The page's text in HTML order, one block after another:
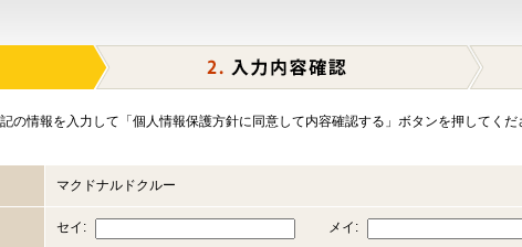
の情報を入力して「個人情報保護方針に同意して内容確認する」ボタンを押してくだ
マクドナルドクルー
セイ: メイ: